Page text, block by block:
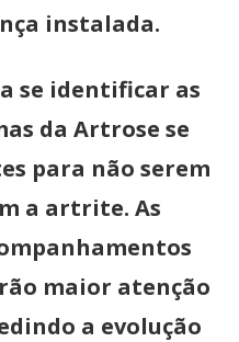
instalada.
se identificar as
da Artrose se
para não serem
a artrite. As
maior atenção
a evolução